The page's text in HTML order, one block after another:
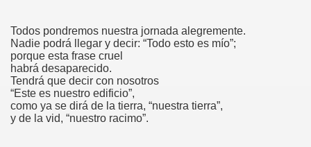
Todos pondremos nuestra jornada alegremente.
Nadie podrá llegar y decir: “Todo esto es mío”;
porque esta frase cruel
habrá desaparecido.
Tendrá que decir con nosotros
“Este es nuestro edificio”,
como ya se dirá de la tierra, “nuestra tierra”,
y de la vid, “nuestro racimo”.